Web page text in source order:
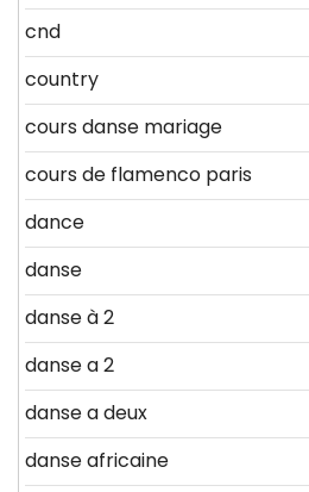
cnd
country
cours danse mariage
cours de flamenco paris
dance
danse
danse à 2
danse a 2
danse a deux
danse africaine